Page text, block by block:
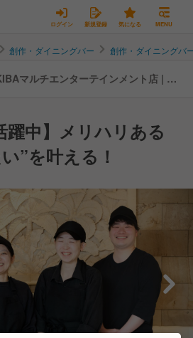
ログイン 新規登録 気になる MENU
創作・ダイニングバー 創作・ダイニングバ
マルチエンターテインメント店 | キ
躍中】メリハリある
”を叶える！